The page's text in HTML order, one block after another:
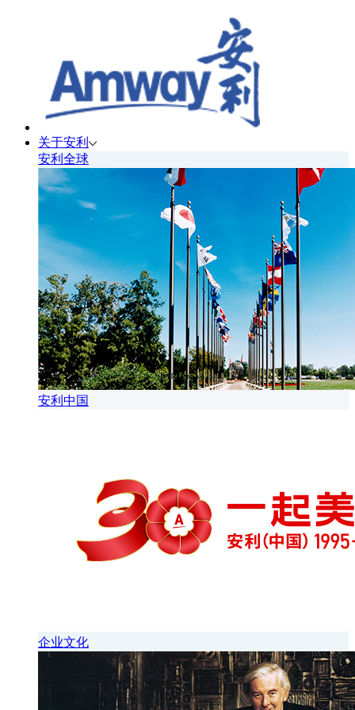
关于安利
安利全球
安利中国
企业文化